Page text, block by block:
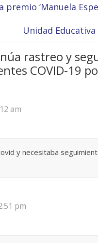
‘Manuela
Unidad
rastreo y
COVID-19
am
y necesitaba
pm